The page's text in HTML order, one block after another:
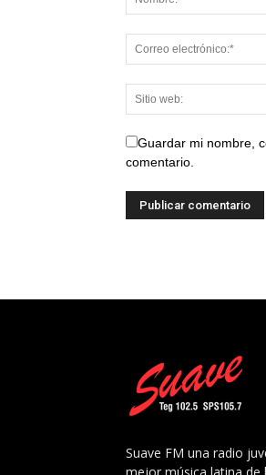
Guardar mi nombre,
comentario.
Suave FM una radio
mejor música latina de